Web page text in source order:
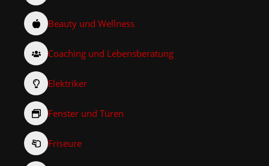
Beauty und Wellness
Coaching und Lebensberatung
Elektriker
Fenster und Türen
Friseure